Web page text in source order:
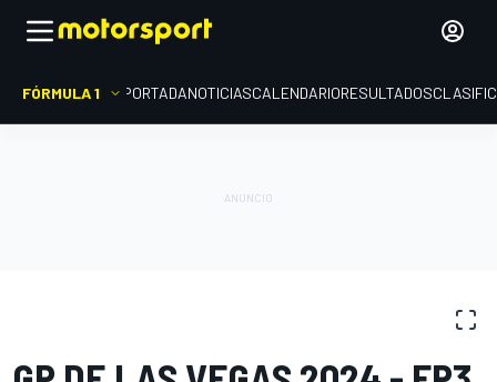
FÓRMULA 1 PORTADANOTICIASCALENDARIORESULTADOS